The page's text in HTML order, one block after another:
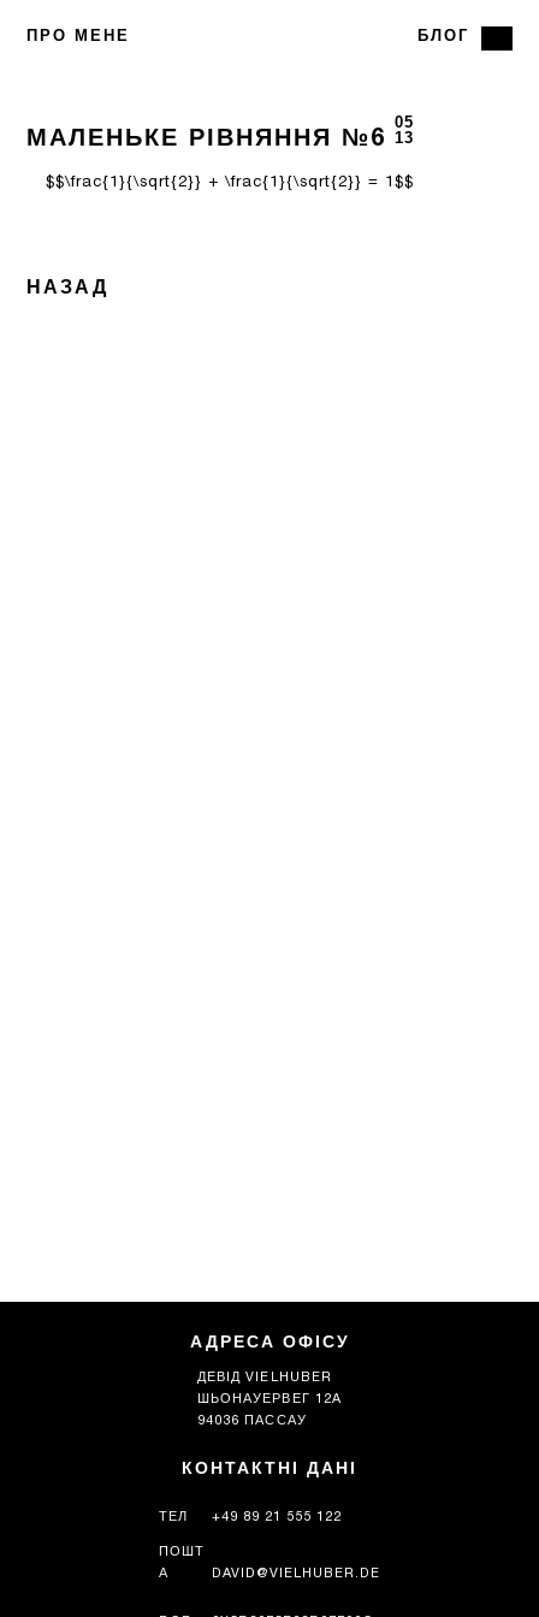
ПРО МЕНЕ БЛОГ
МАЛЕНЬКЕ РІВНЯННЯ №6
05
13
$$\frac{1}{\sqrt{2}} + \frac{1}{\sqrt{2}} = 1$$
НАЗАД
АДРЕСА ОФІСУ
ДЕВІД VIELHUBER
ШЬОНАУЕРВЕГ 12A
94036 ПАССАУ
КОНТАКТНІ ДАНІ
ТЕЛ +49 89 21 555 122
ПОШТ
А
DAVID@VIELHUBER.DE